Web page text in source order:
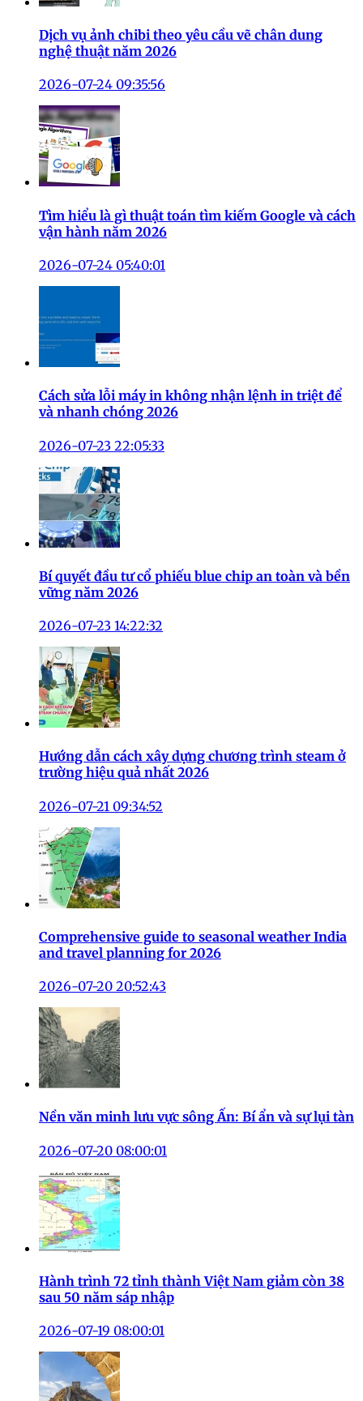
Dịch vụ ảnh chibi theo yêu cầu vẽ chân dung
nghệ thuật năm 2026
2026-07-24 09:35:56
Tìm hiểu là gì thuật toán tìm kiếm Google và cách
vận hành năm 2026
2026-07-24 05:40:01
Cách sửa lỗi máy in không nhận lệnh in triệt để
và nhanh chóng 2026
2026-07-23 22:05:33
Bí quyết đầu tư cổ phiếu blue chip an toàn và bền
vững năm 2026
2026-07-23 14:22:32
Hướng dẫn cách xây dựng chương trình steam ở
trường hiệu quả nhất 2026
2026-07-21 09:34:52
Comprehensive guide to seasonal weather India
and travel planning for 2026
2026-07-20 20:52:43
Nền văn minh lưu vực sông Ấn: Bí ẩn và sự lụi tàn
2026-07-20 08:00:01
Hành trình 72 tỉnh thành Việt Nam giảm còn 38
sau 50 năm sáp nhập
2026-07-19 08:00:01